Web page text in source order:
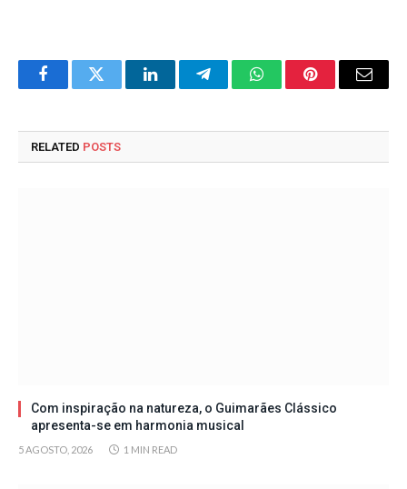
FacebookTwitter LinkedInTelegramWhatsAppPinterestEmail
RELATED POSTS
Com inspiração na natureza, o Guimarães Clássico
apresenta-se em harmonia musical
5 AGOSTO, 2026 1 MIN READ